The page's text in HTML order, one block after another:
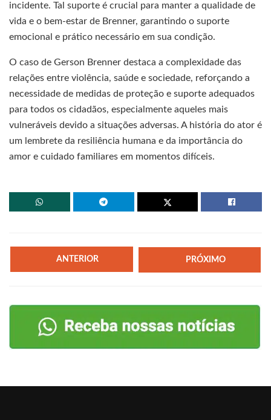
incidente. Tal suporte é crucial para manter a qualidade de
vida e o bem-estar de Brenner, garantindo o suporte
emocional e prático necessário em sua condição.
O caso de Gerson Brenner destaca a complexidade das
relações entre violência, saúde e sociedade, reforçando a
necessidade de medidas de proteção e suporte adequados
para todos os cidadãos, especialmente aqueles mais
vulneráveis devido a situações adversas. A história do ator é
um lembrete da resiliência humana e da importância do
amor e cuidado familiares em momentos difíceis.
ANTERIOR PRÓXIMO